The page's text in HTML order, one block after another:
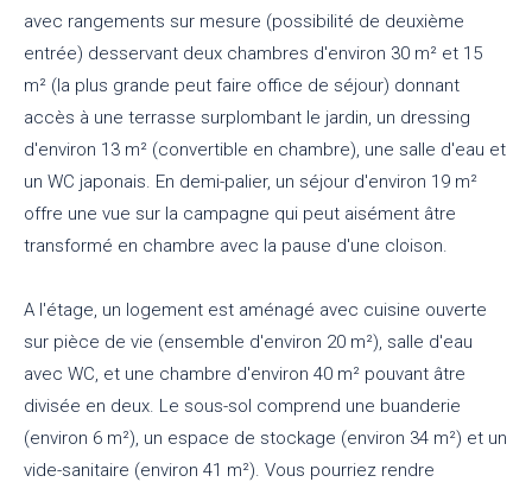
avec rangements sur mesure (possibilité de deuxième
entrée) desservant deux chambres d'environ 30 m² et 15
m² (la plus grande peut faire office de séjour) donnant
accès à une terrasse surplombant le jardin, un dressing
d'environ 13 m² (convertible en chambre), une salle d'eau et
un WC japonais. En demi-palier, un séjour d'environ 19 m²
offre une vue sur la campagne qui peut aisément âtre
transformé en chambre avec la pause d'une cloison.
A l'étage, un logement est aménagé avec cuisine ouverte
sur pièce de vie (ensemble d'environ 20 m²), salle d'eau
avec WC, et une chambre d'environ 40 m² pouvant âtre
divisée en deux. Le sous-sol comprend une buanderie
(environ 6 m²), un espace de stockage (environ 34 m²) et un
vide-sanitaire (environ 41 m²). Vous pourriez rendre